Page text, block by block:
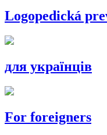
Logopedická
для українців
For foreigners